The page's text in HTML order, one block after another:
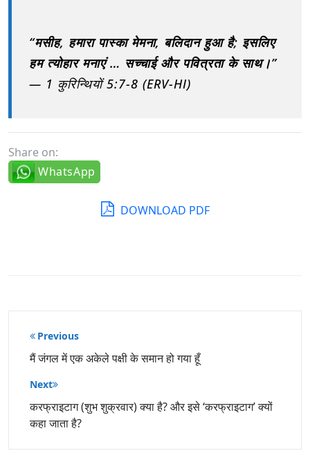
“मसीह, हमारा पास्का मेमना, बलिदान हुआ है; इसलिए
हम त्योहार मनाएं … सच्चाई और पवित्रता के साथ।”
— 1 कुरिन्थियों 5:7-8 (ERV-HI)
Share on:
WhatsApp
DOWNLOAD PDF
पोस्ट
नेविगेशन
Previous
मैं जंगल में एक अकेले पक्षी के समान हो गया हूँ
Next
करफ्राइटाग (शुभ शुक्रवार) क्या है? और इसे ‘करफ्राइटाग’ क्यों
कहा जाता है?